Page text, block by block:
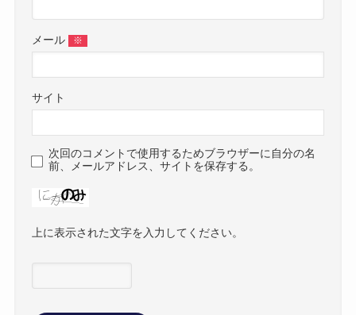
メール ※
サイト
次回のコメントで使用するためブラウザーに自分の名
前、メールアドレス、サイトを保存する。
上に表示された文字を入力してください。